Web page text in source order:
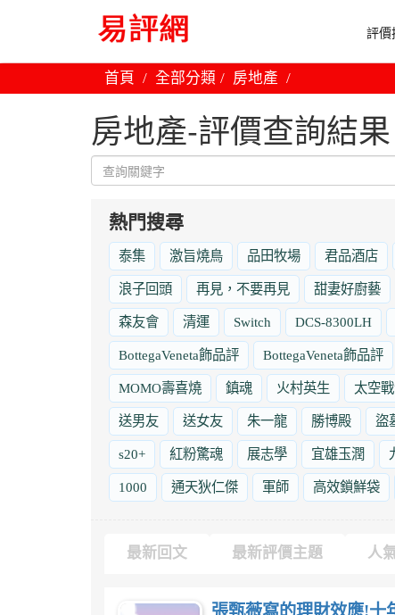
評
首頁 全部分類 房地產
房地產-評價查詢結果
熱門搜尋
泰集 激旨燒鳥 品田牧場 君品酒店
浪子回頭 再見，不要再見 甜妻好廚藝
森友會 清運 Switch DCS-8300LH
BottegaVeneta飾品評 BottegaVeneta飾品評
MOMO壽喜燒 鎮魂 火村英生 太空
送男友 送女友 朱一龍 勝博殿 盜
s20+ 紅粉驚魂 展志學 宜雄玉潤
1000 通天狄仁傑 軍師 高效鎖鮮袋
最新回文 最新評價主題 人
張甄薇寫的理財效應!十